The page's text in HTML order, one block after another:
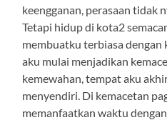
keengganan, perasaan tidak
Tetapi hidup di kota2
membuatku terbiasa dengan
aku mulai menjadikan
kemewahan, tempat aku
menyendiri. Di kemacetan
memanfaatkan waktu